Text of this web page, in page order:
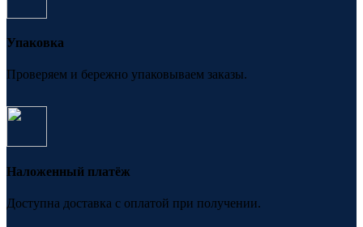
Упаковка
Проверяем и бережно упаковываем заказы.
Наложенный платёж
Доступна доставка с оплатой при получении.